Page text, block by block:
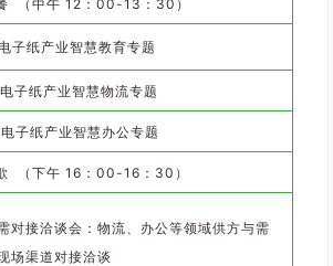
（中午 12：00-13：30）
子纸产业智慧教育专题
子纸产业智慧物流专题
子纸产业智慧办公专题
（下午 16：00-16：30）
对接洽谈会：物流、办公等领域供方与需
场渠道对接洽谈